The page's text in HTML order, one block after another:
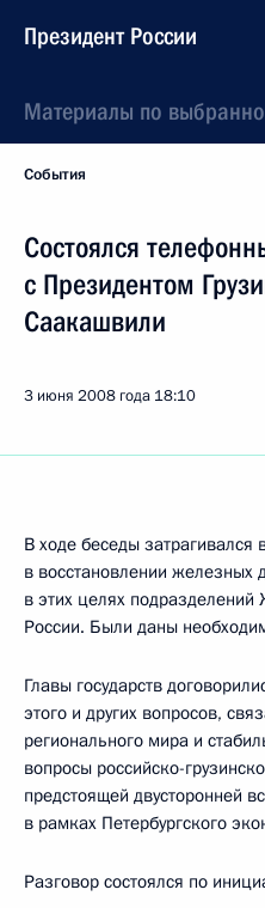
Президент России
Материалы по
События
Состоялся
с Президентом
Саакашвили
3 июня 2008 года 18:10
В ходе беседы
в восстановлении железных
в этих целях
России. Были даны
Главы государств
этого и других вопросов,
регионального мира и
вопросы российско-
предстоящей двусторонней
в рамках Петербургского
Разговор состоялся по